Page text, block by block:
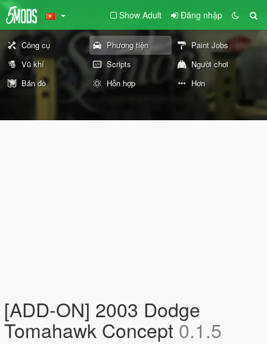
Show Adult Đăng nhập
Công cụ Phương tiện
Paint Jobs
Vũ khí
Scripts
Người chơi
Bản đồ
Hỗn hợp Hơn
[ADD-ON] 2003 Dodge
Tomahawk Concept 0.1.5